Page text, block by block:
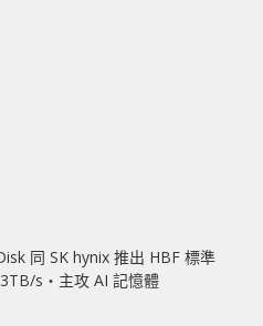
同 SK hynix 推出 HBF 標準
s‧主攻 AI 記憶體